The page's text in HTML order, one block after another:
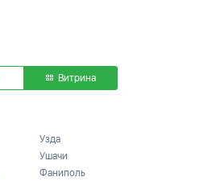
Витрина
Узда
Ушачи
Фаниполь